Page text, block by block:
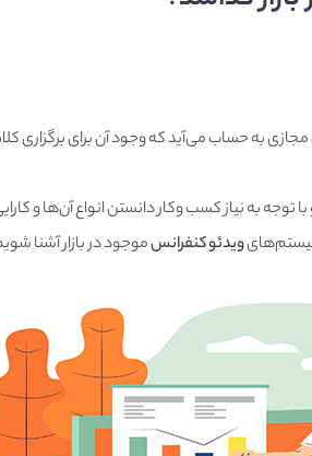
مجازی به حساب می‌آید که وجود آن برای برگزاری
به نیاز کسب وکار دانستن انواع آن‌ها و
سیستم‌هایویدئو کنفرانسموجود در بازار آشنا